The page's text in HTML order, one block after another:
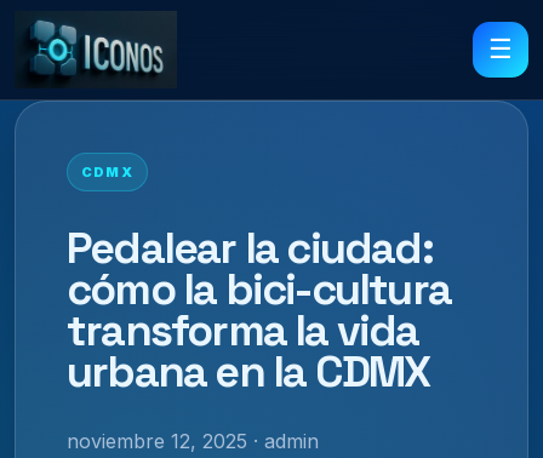
☰
CDMX
Pedalear la ciudad:
cómo la bici-cultura
transforma la vida
urbana en la CDMX
noviembre 12, 2025 · admin